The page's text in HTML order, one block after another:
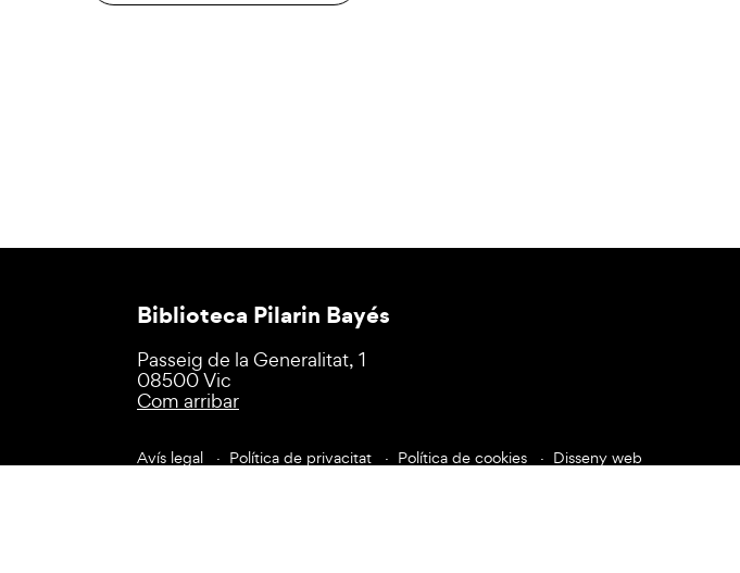
Biblioteca Pilarin Bayés
Passeig de la Generalitat, 1
08500 Vic
Com arribar
Avís legal Política de privacitat Política de cookies Disseny web